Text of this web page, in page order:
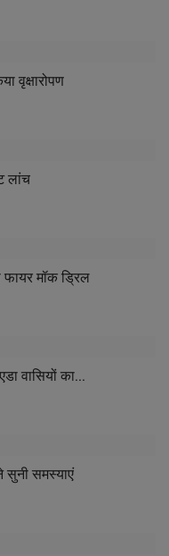
वृक्षारोपण
लांच
फायर मॉक ड्रिल
वासियों का...
सुनी समस्याएं